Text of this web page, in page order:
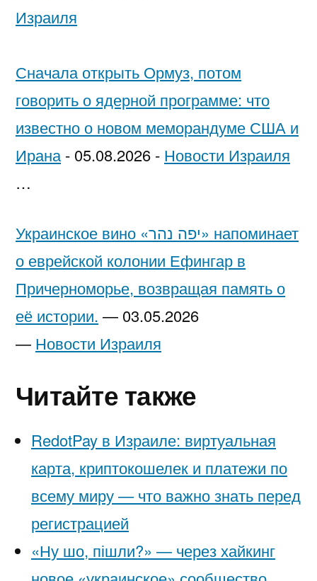
Израиля
Сначала открыть Ормуз, потом
говорить о ядерной программе: что
известно о новом меморандуме США и
Ирана - 05.08.2026 - Новости Израиля
…
Украинское вино «יפה נהר» напоминает
о еврейской колонии Ефингар в
Причерноморье, возвращая память о
её истории. — 03.05.2026
— Новости Израиля
Читайте также
RedotPay в Израиле: виртуальная
карта, криптокошелек и платежи по
всему миру — что важно знать перед
регистрацией
«Ну шо, пішли?» — через хайкинг